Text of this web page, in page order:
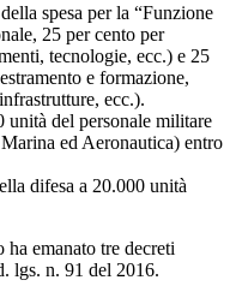
spesa per la “Funzione
25 per cento per
tecnologie, ecc.) e 25
e formazione,
ecc.).
unità del personale militare
ed Aeronautica) entro
difesa a 20.000 unità
emanato tre decreti
lgs. n. 91 del 2016.